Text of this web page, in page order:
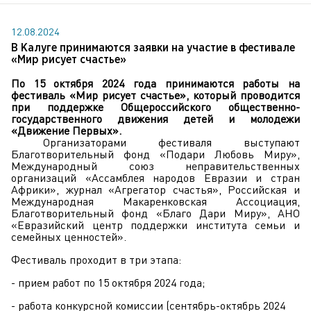
12.08.2024
В Калуге принимаются заявки на участие в фестивале
«Мир рисует счастье»
По 15 октября 2024 года принимаются работы на
фестиваль «Мир рисует счастье», который проводится
при поддержке Общероссийского общественно-
государственного движения детей и молодежи
«Движение Первых».
Организаторами фестиваля выступают
Благотворительный фонд «Подари Любовь Миру»,
Международный союз неправительственных
организаций «Ассамблея народов Евразии и стран
Африки», журнал «Агрегатор счастья», Российская и
Международная Макаренковская Ассоциация,
Благотворительный фонд «Благо Дари Миру», АНО
«Евразийский центр поддержки института семьи и
семейных ценностей».
Фестиваль проходит в три этапа:
- прием работ по 15 октября 2024 года;
- работа конкурсной комиссии (сентябрь-октябрь 2024